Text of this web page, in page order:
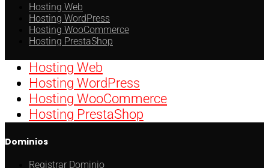
Hosting Web
Hosting WordPress
Hosting WooCommerce
Hosting PrestaShop
Hosting Web
Hosting WordPress
Hosting WooCommerce
Hosting PrestaShop
Dominios
Registrar Dominio